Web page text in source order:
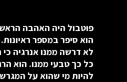
פוטבול היה האהבה
הוא סיפר במספר
לא דרשה ממנו אנרגיה
כל כך טבעי ממנו. הוא
להיות מי שהוא על